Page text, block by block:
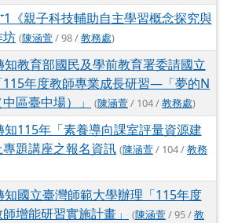
《親子科技輔助自主學習概念探究與
坊 (陳涵萱/ 98 /教務處)
知教育部國民及學前教育署委請國立
年度教師專業成長研習—「夢的N
區臺中場）」
(陳涵萱/ 104 /教務處)
知115年「素養導向課室評量資源建
題講座之報名資訊 (陳涵萱/ 104 /教務
知國立臺灣師範大學辦理「115年度
增能研習實施計畫」
(陳涵萱/ 95 /教